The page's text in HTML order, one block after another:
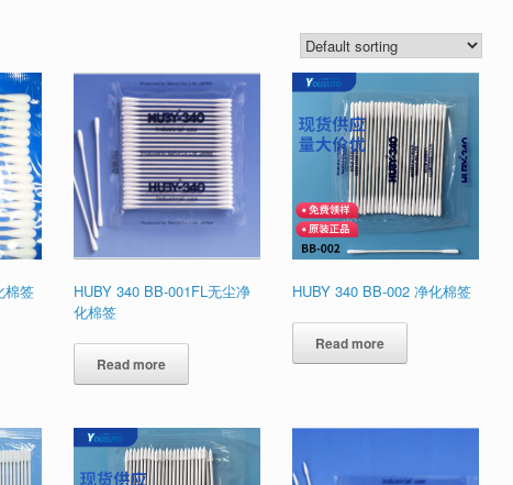
棉签
HUBY 340 BB-001FL无尘净
化棉签
Read more
HUBY 340 BB-002 净化棉签
Read more